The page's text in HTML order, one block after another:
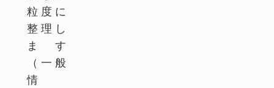
粒度に
整理し
ます
（一般
情